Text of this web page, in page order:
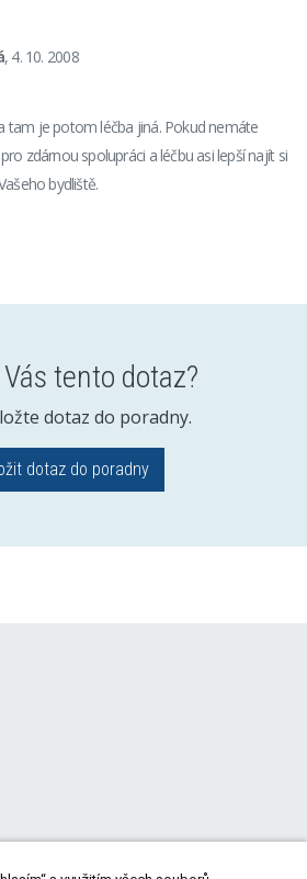
, 4. 10. 2008
tam je potom léčba jiná. Pokud nemáte
zdárnou spolupráci a léčbu asi lepší najít si
bydliště.
tento dotaz?
dotaz do poradny.
dotaz do poradny